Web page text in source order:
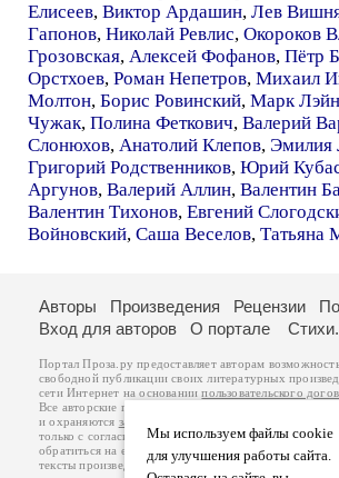
Елисеев, Виктор Ардашин, Лев
Гапонов, Николай Ревлис, Окороков
Грозовская, Алексей Фофанов, Пётр
Орстхоев, Роман Непетров, Михаил
Молтон, Борис Ровинский, Марк Лэйн
Чужак, Полина Феткович, Валерий
Слонюхов, Анатолий Клепов, Эмилия
Григорий Родственников, Юрий
Аргунов, Валерий Аллин, Валентин
Валентин Тихонов, Евгений
Войновский, Саша Веселов, Татьяна
Мы используем файлы cookie
для улучшения работы сайта.
Авторы Произведения Рецензии
Вход для авторов
О портале
Портал Проза.ру предоставляет авторам
свободной публикации своих литературных
сети Интернет на основаниипользовательского
Все авторские права на произведения принадлежат
и охраняются законом
. Перепечатка произведений
только с согласия его автора, к которому вы можете
обратиться на его авторской странице.
тексты произведений авторы несут самостоятельно на